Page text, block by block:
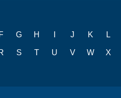
F G H J K L
S T U V W X